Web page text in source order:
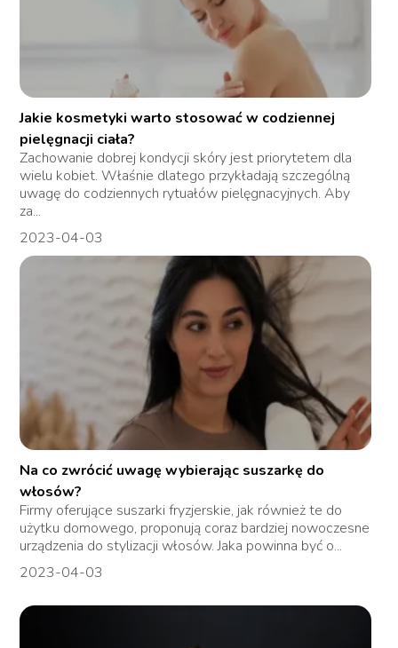
Jakie kosmetyki warto stosować w codziennej
pielęgnacji ciała?
Zachowanie dobrej kondycji skóry jest priorytetem dla
wielu kobiet. Właśnie dlatego przykładają szczególną
uwagę do codziennych rytuałów pielęgnacyjnych. Aby
za...
2023-04-03
Na co zwrócić uwagę wybierając suszarkę do
włosów?
Firmy oferujące suszarki fryzjerskie, jak również te do
użytku domowego, proponują coraz bardziej nowoczesne
urządzenia do stylizacji włosów. Jaka powinna być o...
2023-04-03